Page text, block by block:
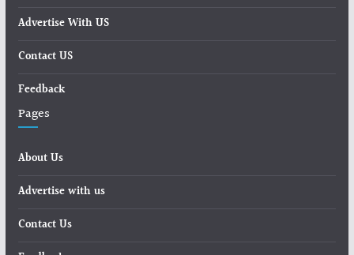
Advertise With US
Contact US
Feedback
Pages
About Us
Advertise with us
Contact Us